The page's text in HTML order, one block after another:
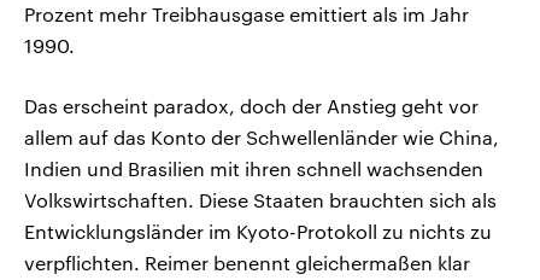
Prozent mehr Treibhausgase emittiert als im Jahr
1990.
Das erscheint paradox, doch der Anstieg geht vor
allem auf das Konto der Schwellenländer wie China,
Indien und Brasilien mit ihren schnell wachsenden
Volkswirtschaften. Diese Staaten brauchten sich als
Entwicklungsländer im Kyoto-Protokoll zu nichts zu
verpflichten. Reimer benennt gleichermaßen klar